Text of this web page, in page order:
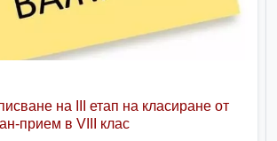
на III етап на класиране от
прием в VIII клас